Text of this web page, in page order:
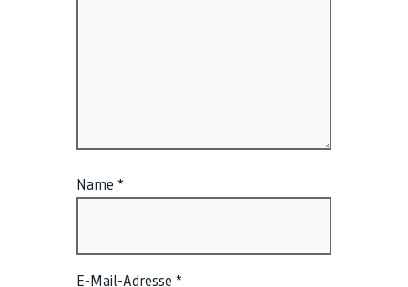
Name *
E-Mail-Adresse *